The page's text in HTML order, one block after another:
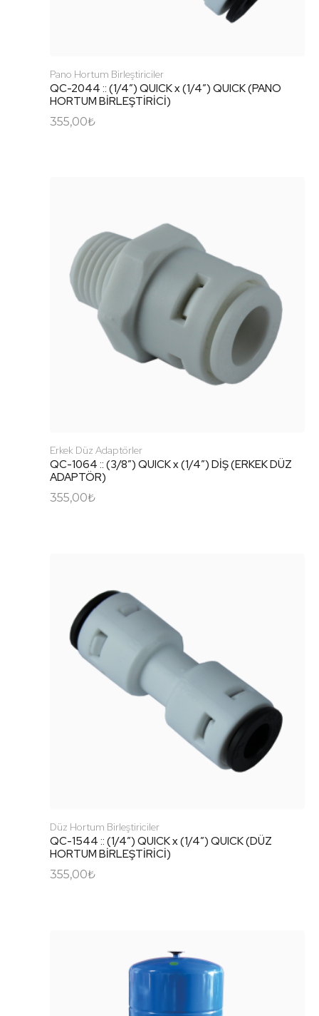
Pano Hortum Birleştiriciler
QC-2044 :: (1/4″) QUICK x (1/4″) QUICK (PANO
HORTUM BİRLEŞTİRİCİ)
355,00₺
Erkek Düz Adaptörler
QC-1064 :: (3/8″) QUICK x (1/4″) DİŞ (ERKEK DÜZ
ADAPTÖR)
355,00₺
Düz Hortum Birleştiriciler
QC-1544 :: (1/4″) QUICK x (1/4″) QUICK (DÜZ
HORTUM BİRLEŞTİRİCİ)
355,00₺